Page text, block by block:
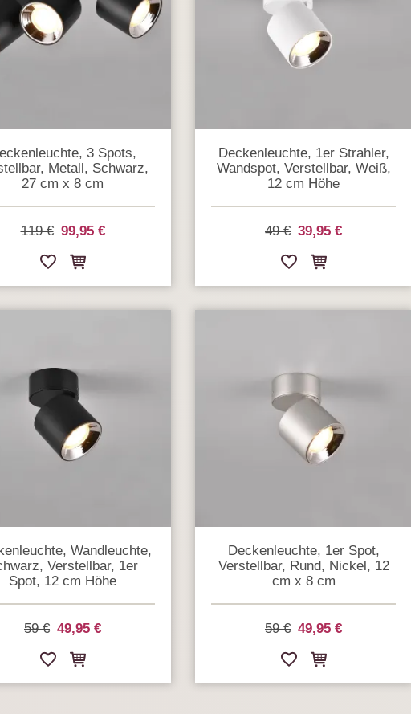
3 Spots,
Metall, Schwarz,
27 cm x 8 cm
119 € 99,95 €
Deckenleuchte, 1er Strahler,
Wandspot, Verstellbar, Weiß,
12 cm Höhe
49 € 39,95 €
Wandleuchte,
Verstellbar, 1er
Spot, 12 cm Höhe
59 € 49,95 €
Deckenleuchte, 1er Spot,
Verstellbar, Rund, Nickel, 12
cm x 8 cm
59 € 49,95 €